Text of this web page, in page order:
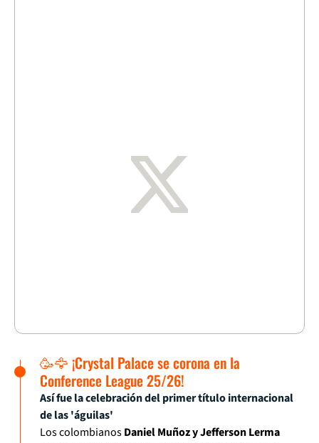
🥳🦅 ¡Crystal Palace se corona en la
Conference League 25/26!
Así fue la celebración del primer título internacional
de las 'águilas'
Los colombianosDaniel Muñoz y Jefferson Lerma